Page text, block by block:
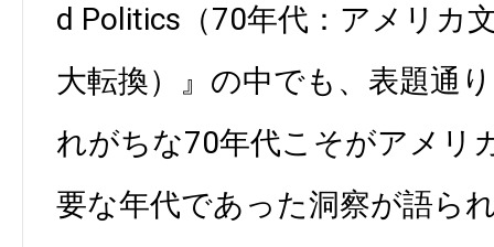
d Politics（70年代：アメリカ
大転換）』の中でも、表題通
れがちな70年代こそがアメリ
要な年代であった洞察が語ら